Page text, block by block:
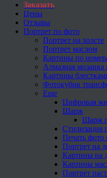
Заказать
Цены
Отзывы
Портрет по фото
Портрет на холсте
Портрет маслом
Картины по
Алмазная мозаика
Картины
Фотокубик
Еще
Цифровая
Шарж
Шарж
Стилизация
Печать фото
Портрет на
Картины на
Картины
Портрет